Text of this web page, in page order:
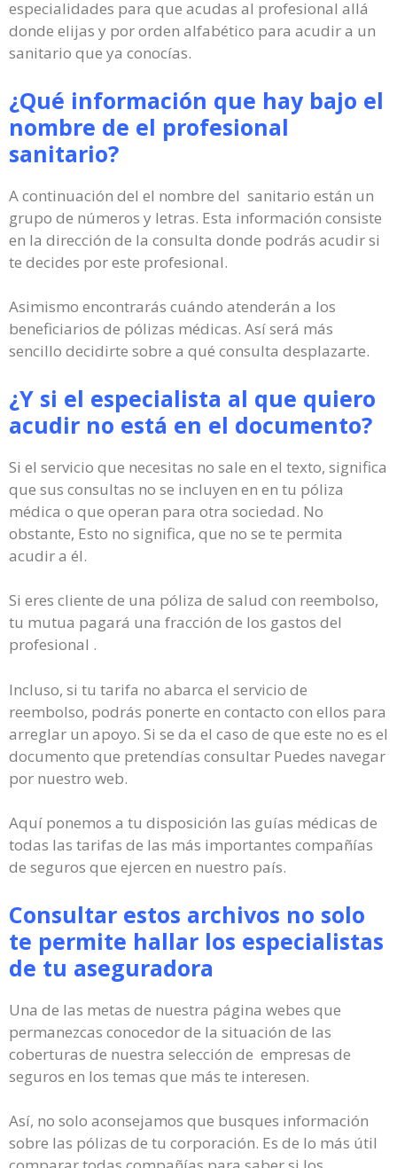
especialidades para que acudas al profesional allá
donde elijas y por orden alfabético para acudir a un
sanitario que ya conocías.
¿Qué información que hay bajo el
nombre de el profesional
sanitario?
A continuación del el nombre del sanitario están un
grupo de números y letras. Esta información consiste
en la dirección de la consulta donde podrás acudir si
te decides por este profesional.
Asimismo encontrarás cuándo atenderán a los
beneficiarios de pólizas médicas. Así será más
sencillo decidirte sobre a qué consulta desplazarte.
¿Y si el especialista al que quiero
acudir no está en el documento?
Si el servicio que necesitas no sale en el texto, significa
que sus consultas no se incluyen en en tu póliza
médica o que operan para otra sociedad. No
obstante, Esto no significa, que no se te permita
acudir a él.
Si eres cliente de una póliza de salud con reembolso,
tu mutua pagará una fracción de los gastos del
profesional .
Incluso, si tu tarifa no abarca el servicio de
reembolso, podrás ponerte en contacto con ellos para
arreglar un apoyo. Si se da el caso de que este no es el
documento que pretendías consultar Puedes navegar
por nuestro web.
Aquí ponemos a tu disposición las guías médicas de
todas las tarifas de las más importantes compañías
de seguros que ejercen en nuestro país.
Consultar estos archivos no solo
te permite hallar los especialistas
de tu aseguradora
Una de las metas de nuestra página webes que
permanezcas conocedor de la situación de las
coberturas de nuestra selección de empresas de
seguros en los temas que más te interesen.
Así, no solo aconsejamos que busques información
sobre las pólizas de tu corporación. Es de lo más útil